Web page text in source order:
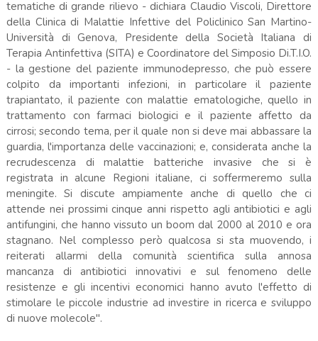
tematiche di grande rilievo - dichiara Claudio Viscoli, Direttore
della Clinica di Malattie Infettive del Policlinico San Martino-
Università di Genova, Presidente della Società Italiana di
Terapia Antinfettiva (SITA) e Coordinatore del Simposio Di.T.I.O.
- la gestione del paziente immunodepresso, che può essere
colpito da importanti infezioni, in particolare il paziente
trapiantato, il paziente con malattie ematologiche, quello in
trattamento con farmaci biologici e il paziente affetto da
cirrosi; secondo tema, per il quale non si deve mai abbassare la
guardia, l'importanza delle vaccinazioni; e, considerata anche la
recrudescenza di malattie batteriche invasive che si è
registrata in alcune Regioni italiane, ci soffermeremo sulla
meningite. Si discute ampiamente anche di quello che ci
attende nei prossimi cinque anni rispetto agli antibiotici e agli
antifungini, che hanno vissuto un boom dal 2000 al 2010 e ora
stagnano. Nel complesso però qualcosa si sta muovendo, i
reiterati allarmi della comunità scientifica sulla annosa
mancanza di antibiotici innovativi e sul fenomeno delle
resistenze e gli incentivi economici hanno avuto l'effetto di
stimolare le piccole industrie ad investire in ricerca e sviluppo
di nuove molecole".